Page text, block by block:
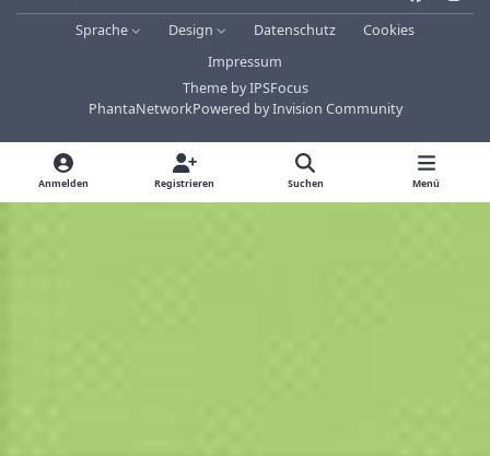
a
c
o
o
n
r
a
m
Sprache Design Datenschutz
Cookies
Impressum
ThemebyIPSFocus
PhantaNetworkPowered byInvision Community
Anmelden Registrieren Suchen Menü